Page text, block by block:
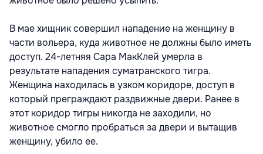
В мае хищник совершил нападение на женщину в
части вольера, куда животное не должны было иметь
доступ. 24-летняя Сара МакКлей умерла в
результате нападения суматранского тигра.
Женщина находилась в узком коридоре, доступ в
который преграждают раздвижные двери. Ранее в
этот коридор тигры никогда не заходили, но
животное смогло пробраться за двери и вытащив
женщину, убило ее.